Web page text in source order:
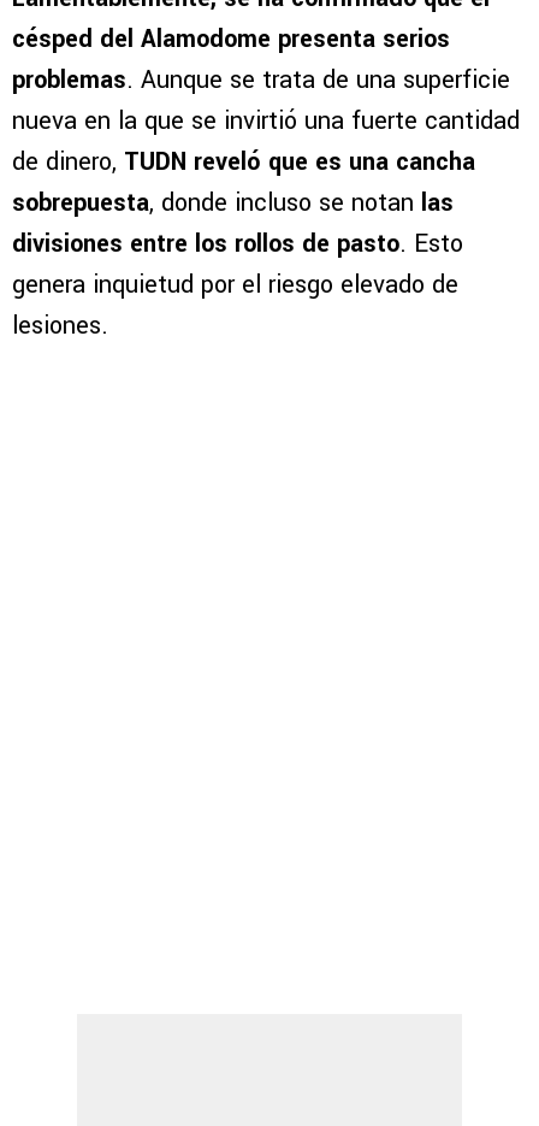
césped del Alamodome presenta serios
problemas. Aunque se trata de una superficie
nueva en la que se invirtió una fuerte cantidad
de dinero, TUDN reveló que es una cancha
sobrepuesta, donde incluso se notan las
divisiones entre los rollos de pasto. Esto
genera inquietud por el riesgo elevado de
lesiones.